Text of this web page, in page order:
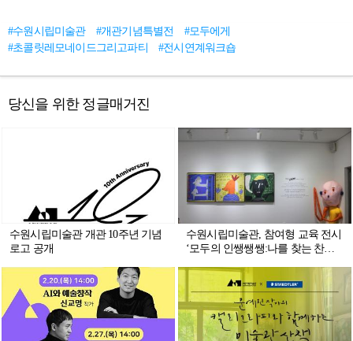
#수원시립미술관 #개관기념특별전
#모두에게
#초콜릿레모네이드그리고파티
#전시연계워크숍
당신을 위한 정글매거진
수원시립미술관 개관 10주년 기념
로고 공개
수원시립미술관, 참여형 교육 전시
‘모두의 인쌩쌩쌩:나를 찾는 찬란